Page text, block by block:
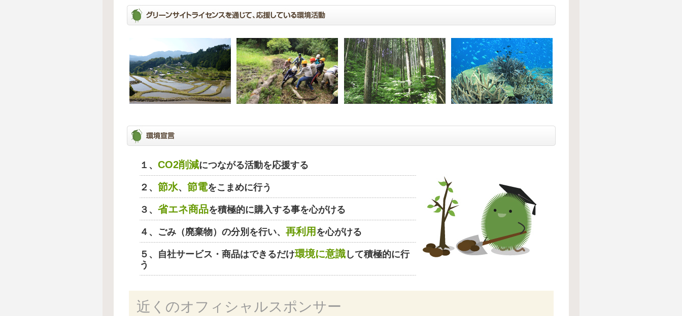
１、 CO2削減につながる活動を応援する
２、 節水、 節電をこまめに行う
３、 省エネ商品を積極的に購入する事を心がける
４、ごみ（廃棄物）の分別を行い、 再利用 を心がける
５、自社サービス・商品はできるだけ環境に意識して積極的に行
う
近くのオフィシャルスポンサー